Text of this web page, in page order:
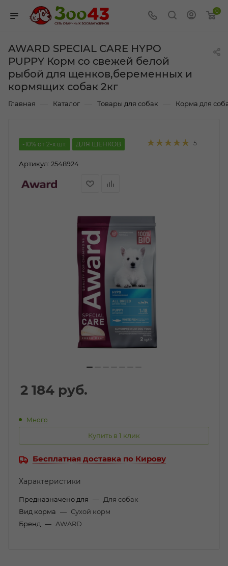
0
AWARD SPECIAL CARE HYPO
PUPPY Корм со свежей белой
рыбой для щенков,беременных и
кормящих собак 2кг
Главная Каталог Товары для собак Корма для
-10% от 2-х шт. ДЛЯ ЩЕНКОВ 5
Артикул: 2548924
2 184 руб.
Много
Купить в 1 клик
Бесплатная доставка по Кирову
Характеристики
Предназначено для — Для собак
Вид корма — Сухой корм
Бренд — AWARD